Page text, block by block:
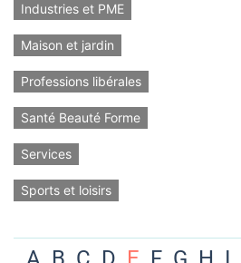
Industries et PME
Maison et jardin
Professions libérales
Santé Beauté Forme
Services
Sports et loisirs